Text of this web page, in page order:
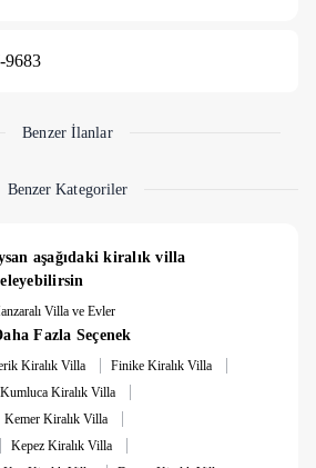
manzaralar eşliğinde tatil yapma
sağlar.
Estetik ve konforu bir arada sunan
ve güvenlik koşulları gereği 7
misafirlerimizi kabul edemiyoruz.
9683
Benzer İlanlar
Benzer Kategoriler
aşağıdaki kiralık villa
Villa ve Evler
Fazla Seçenek
Kiralık Villa | Finike Kiralık Villa |
Kumluca Kiralık Villa |
Kemer Kiralık Villa |
| Kepez Kiralık Villa |